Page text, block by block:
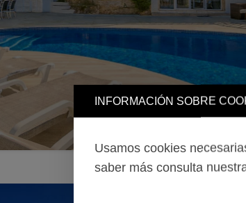
INFORMACIÓN SOBRE
Usamos cookies
saber más consulta